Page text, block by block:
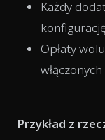
Każdy
Opłaty
Przykład z